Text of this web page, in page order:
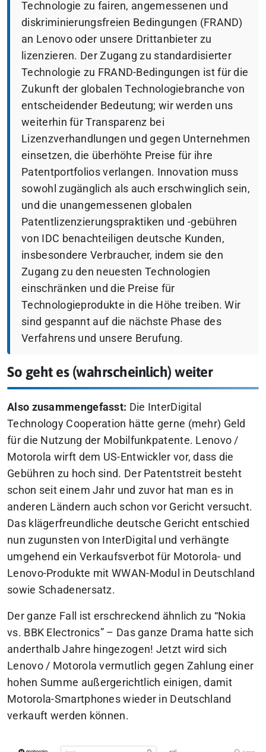
Technologie zu fairen, angemessenen und
diskriminierungsfreien Bedingungen (FRAND)
an Lenovo oder unsere Drittanbieter zu
lizenzieren. Der Zugang zu standardisierter
Technologie zu FRAND-Bedingungen ist für die
Zukunft der globalen Technologiebranche von
entscheidender Bedeutung; wir werden uns
weiterhin für Transparenz bei
Lizenzverhandlungen und gegen Unternehmen
einsetzen, die überhöhte Preise für ihre
Patentportfolios verlangen. Innovation muss
sowohl zugänglich als auch erschwinglich sein,
und die unangemessenen globalen
Patentlizenzierungspraktiken und -gebühren
von IDC benachteiligen deutsche Kunden,
insbesondere Verbraucher, indem sie den
Zugang zu den neuesten Technologien
einschränken und die Preise für
Technologieprodukte in die Höhe treiben. Wir
sind gespannt auf die nächste Phase des
Verfahrens und unsere Berufung.
So geht es (wahrscheinlich) weiter
Also zusammengefasst: Die InterDigital
Technology Cooperation hätte gerne (mehr) Geld
für die Nutzung der Mobilfunkpatente. Lenovo /
Motorola wirft dem US-Entwickler vor, dass die
Gebühren zu hoch sind. Der Patentstreit besteht
schon seit einem Jahr und zuvor hat man es in
anderen Ländern auch schon vor Gericht versucht.
Das klägerfreundliche deutsche Gericht entschied
nun zugunsten von InterDigital und verhängte
umgehend ein Verkaufsverbot für Motorola- und
Lenovo-Produkte mit WWAN-Modul in Deutschland
sowie Schadenersatz.
Der ganze Fall ist erschreckend ähnlich zu “Nokia
vs. BBK Electronics” – Das ganze Drama hatte sich
anderthalb Jahre hingezogen! Jetzt wird sich
Lenovo / Motorola vermutlich gegen Zahlung einer
hohen Summe außergerichtlich einigen, damit
Motorola-Smartphones wieder in Deutschland
verkauft werden können.